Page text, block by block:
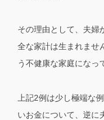
その理由として、夫婦
全な家計は生まれませ
う不健康な家庭になっ
上記2例は少し極端な
いお金について、逆に